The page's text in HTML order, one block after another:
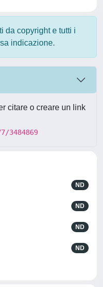
da copyright e tutti i
indicazione.
citare o creare un link
3484869
ND
ND
ND
ND